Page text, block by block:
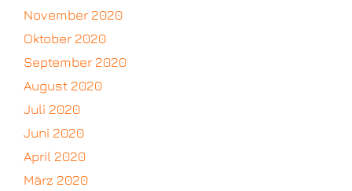
November 2020
Oktober 2020
September 2020
August 2020
Juli 2020
Juni 2020
April 2020
März 2020